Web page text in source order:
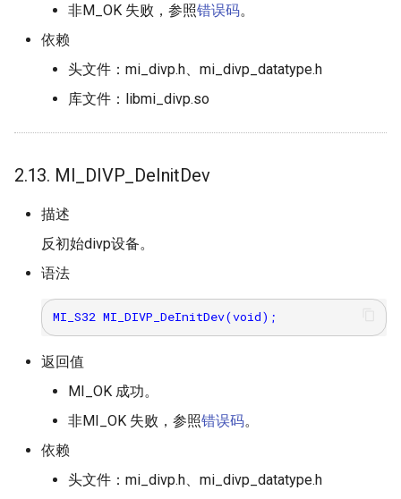
非M_OK 失败，参照错误码。
依赖
头文件：mi_divp.h、mi_divp_datatype.h
库文件：libmi_divp.so
2.13. MI_DIVP_DeInitDev
描述
反初始divp设备。
语法
返回值
MI_OK 成功。
非MI_OK 失败，参照错误码。
依赖
头文件：mi_divp.h、mi_divp_datatype.h